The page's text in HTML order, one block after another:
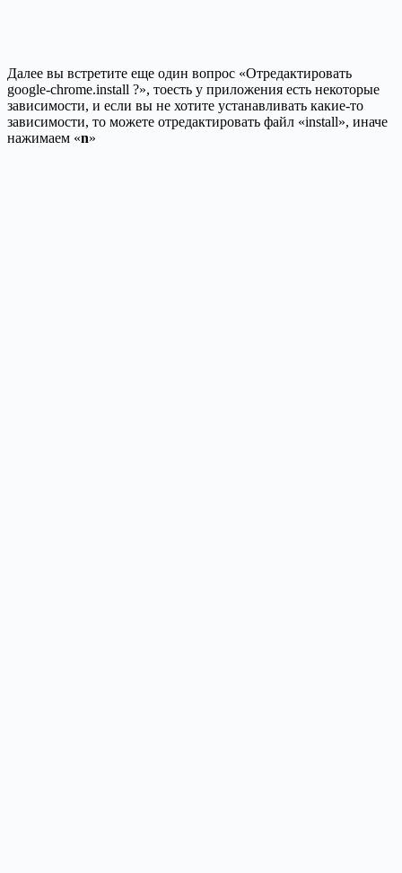
Далее вы встретите еще один вопрос «Отредактировать
google-chrome.install ?», тоесть у приложения есть некоторые
зависимости, и если вы не хотите устанавливать какие-то
зависимости, то можете отредактировать файл «install», иначе
нажимаем «n»